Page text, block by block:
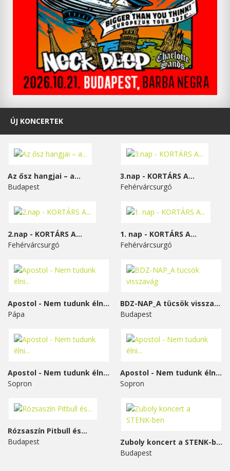
ÚJ KONCERTEK
Az ősz hangjai – a...
Budapest
3.nap - KORTÁRS A...
Fehérvárcsurgó
2.nap - KORTÁRS A...
Fehérvárcsurgó
1. nap - KORTÁRS A...
Fehérvárcsurgó
Apostol - Nem tudunk élni...
Pápa
BDZ-NAP_A tücsök visszavág
Budapest
Apostol - Nem tudunk élni...
Sopron
Apostol - Nem tudunk élni...
Sopron
Rózsaszín Pitbull és...
Budapest
Zuboly koncert a STENK-ben
Budapest